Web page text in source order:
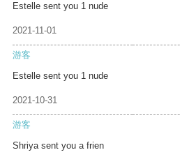
Estelle sent you 1 nude
2021-11-01
游客
Estelle sent you 1 nude
2021-10-31
游客
Shriya sent you a frien